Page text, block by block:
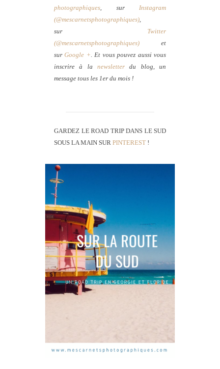
photographiques , sur Instagram
(@mescarnetsphotographiques)
sur Twitter
(@mescarnetsphotographiques) et
surGoogle + . Et vous pouvez aussi vous
inscrire à la newsletter du blog, un
message tous les 1er du mois !
GARDEZ LE ROAD TRIP DANS LE SUD
SOUS LA MAIN SUR PINTEREST !